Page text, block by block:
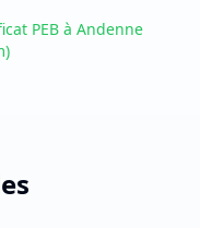
PEB à Andenne